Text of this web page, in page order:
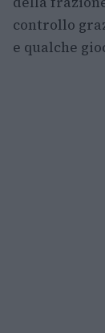
controllo
e qualche